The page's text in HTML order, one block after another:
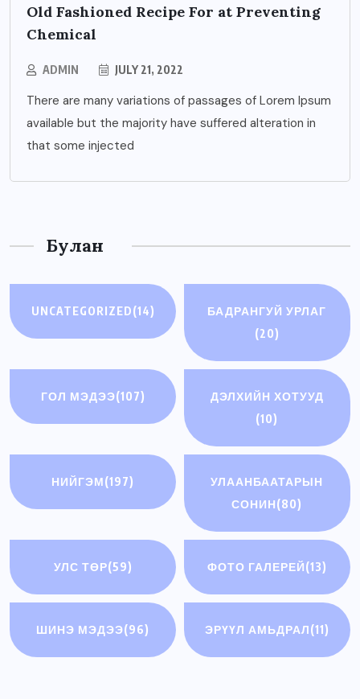
Old Fashioned Recipe For at Preventing
Chemical
ADMIN JULY 21, 2022
There are many variations of passages of Lorem Ipsum
available but the majority have suffered alteration in
that some injected
Булан
UNCATEGORIZED(14)
БАДРАНГУЙ УРЛАГ
(20)
ГОЛ МЭДЭЭ(107)
ДЭЛХИЙН ХОТУУД
(10)
НИЙГЭМ(197)
УЛААНБААТАРЫН
СОНИН(80)
УЛС ТӨР(59) ФОТО ГАЛЕРЕЙ(13)
ШИНЭ МЭДЭЭ(96) ЭРҮҮЛ АМЬДРАЛ(11)